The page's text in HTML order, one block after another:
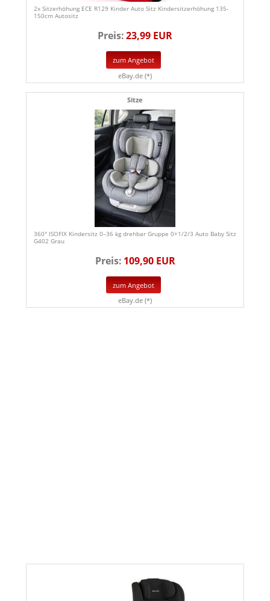
2x Sitzerhöhung ECE R129 Kinder Auto Sitz Kindersitzerhöhung 135-
150cm Autositz
Preis:23,99 EUR
zum Angebot
eBay.de (*)
Sitze
360° ISOFIX Kindersitz 0–36 kg drehbar Gruppe 0+1/2/3 Auto Baby Sitz
G402 Grau
Preis: 109,90 EUR
zum Angebot
eBay.de (*)